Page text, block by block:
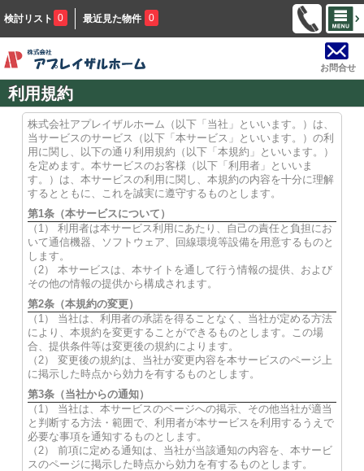
検討リスト 0 最近見た物件 0
お問合せ
利用規約
株式会社アプレイザルホーム（以下「当社」といいます。）は、
当サービスのサービス（以下「本サービス」といいます。）の利
用に関し、以下の通り利用規約（以下「本規約」といいます。）
を定めます。本サービスのお客様（以下「利用者」といいま
す。）は、本サービスの利用に関し、本規約の内容を十分に理解
するとともに、これを誠実に遵守するものとします。
第1条（本サービスについて）
（1） 利用者は本サービス利用にあたり、自己の責任と負担にお
いて通信機器、ソフトウェア、回線環境等設備を用意するものと
します。
（2） 本サービスは、本サイトを通して行う情報の提供、および
その他の情報の提供から構成されます。
第2条（本規約の変更）
（1） 当社は、利用者の承諾を得ることなく、当社が定める方法
により、本規約を変更することができるものとします。この場
合、提供条件等は変更後の規約によります。
（2） 変更後の規約は、当社が変更内容を本サービスのページ上
に掲示した時点から効力を有するものとします。
第3条（当社からの通知）
（1） 当社は、本サービスのページへの掲示、その他当社が適当
と判断する方法・範囲で、利用者が本サービスを利用するうえで
必要な事項を通知するものとします。
（2） 前項に定める通知は、当社が当該通知の内容を、本サービ
スのページに掲示した時点から効力を有するものとします。